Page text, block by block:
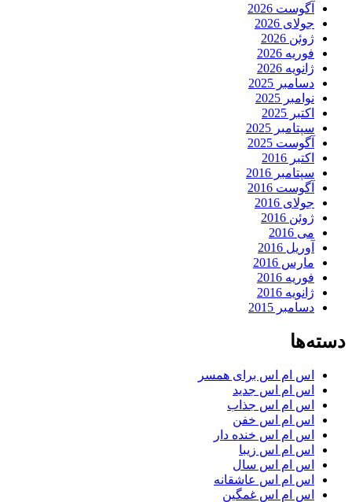
آگوست 2026
جولای 2026
ژوئن 2026
فوریه 2026
ژانویه 2026
دسامبر 2025
نوامبر 2025
اکتبر 2025
سپتامبر 2025
آگوست 2025
اکتبر 2016
سپتامبر 2016
آگوست 2016
جولای 2016
ژوئن 2016
می 2016
آوریل 2016
مارس 2016
فوریه 2016
ژانویه 2016
دسامبر 2015
دسته‌ها
اس ام اس برای همسر
اس ام اس جدید
اس ام اس جذاب
اس ام اس خفن
اس ام اس خنده دار
اس ام اس زیبا
اس ام اس سال
اس ام اس عاشقانه
اس ام اس غمگین